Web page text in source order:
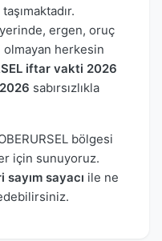
ergen, oruç
herkesin
iftar vakti 2026
sabırsızlıkla
bölgesi
için sunuyoruz.
sayım sayacı ile ne